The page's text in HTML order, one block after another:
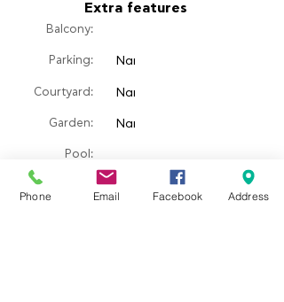
Extra features
Balcony:
Parking: Ναι
Courtyard: Ναι
​Garden: Ναι
Pool:
Fireplace:
Phone Email Facebook Address